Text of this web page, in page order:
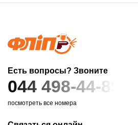
Есть вопросы? Звоните
044 498-44-89
посмотреть все номера